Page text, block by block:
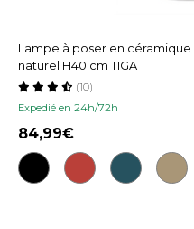
Lampe à poser en
naturel H40 cm TIGA
Expedié en 24h/72h
(10)
84,99